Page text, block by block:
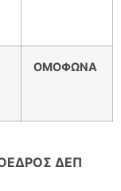
ΟΜΟΦΩΝΑ
ΔΕΠ